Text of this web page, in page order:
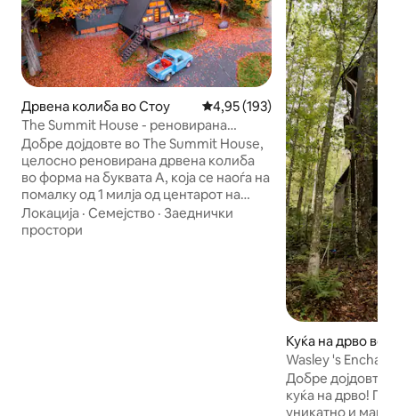
Дрвена колиба во Стоу Просечна оцена: 4,95 од 5,
4,95 (193)
The Summit House - реновирана
уникатна дрвена колиба во форма на
буквата А
Добре дојдовте во The Summit House,
целосно реновирана дрвена колиба
во форма на буквата А, која се наоѓа на
помалку од 1 милја од центарот на
Стоу. Разбудете се со поглед на
утринската светлина која фрла низ
Локација · Семејство · Заеднички
простори
Куќа на дрво во
Wasley 's
Vermont ReTREEt
Добре дојдовте
куќа на дрво! Го
уникатно и